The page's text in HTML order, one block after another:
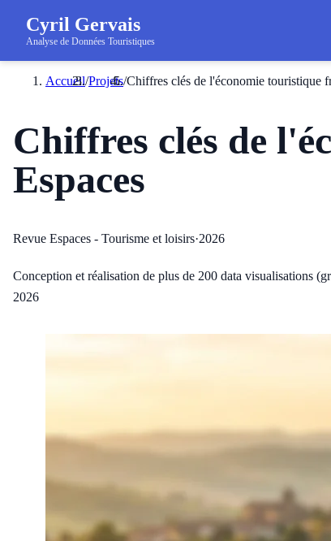
Cyril Gervais
Analyse de Données Touristiques
Accueil/Projets/Chiffres clés de l'économie touristique
Chiffres clés de
Espaces
Revue Espaces - Tourisme et loisirs·2026
Conception et réalisation de plus de 200 data visualisations
2026